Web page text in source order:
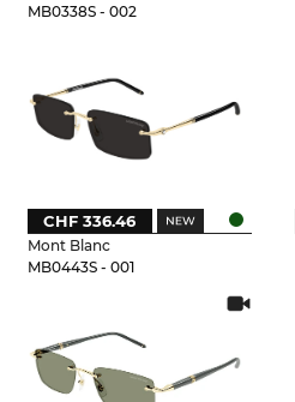
MB0338S - 002
Mont Blanc
MB0443S - 001
CHF 336.46